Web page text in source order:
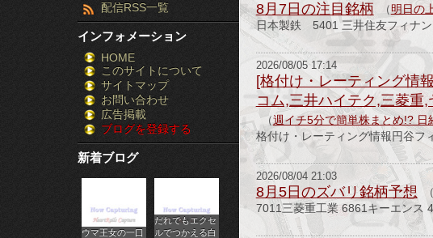
グ］-
株
FX
競
馬
パ
チ
配信RSS一覧
インフォメーション
HOME
このサイトについて
サイトマップ
お問い合わせ
広告掲載
ブログを登録する
新着ブログ
ウマ王女の一口
だれでもエクセ
ルでつかえる白
8月7日の注目銘柄 （明日の
日本製鉄 5401 三井住友フィナ
2026/08/05 17:14
[格付け・レーティング情
コム,三井ハイテク,三菱重
（週イチ5分で簡単株まとめ!?
格付け・レーティング情
2026/08/04 21:03
8月5日のズバリ銘柄予想 （
7011三菱重工業 6861キーエンス